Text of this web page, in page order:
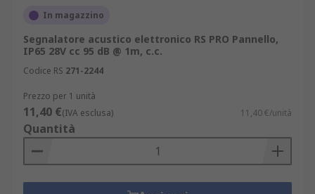
In magazzino
Segnalatore acustico elettronico RS PRO Pannello,
IP65 28V cc 95 dB @ 1m, c.c.
Codice RS 271-2244
Prezzo per 1 unità
11,40 €(IVA esclusa) 11,40 €/unità
Quantità